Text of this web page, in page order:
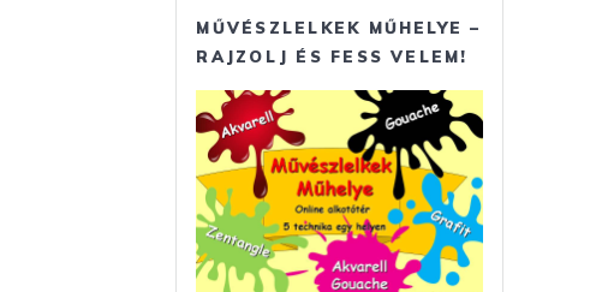
MŰVÉSZLELKEK MŰHELYE –
RAJZOLJ ÉS FESS VELEM!